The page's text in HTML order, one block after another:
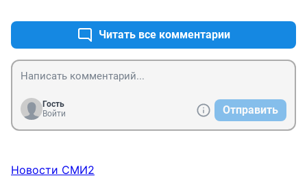
Читать все комментарии
Гость
Войти
Отправить
Новости СМИ2